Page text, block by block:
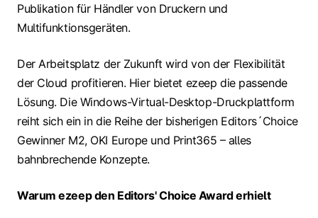
Publikation für Händler von Druckern und
Multifunktionsgeräten.
Der Arbeitsplatz der Zukunft wird von der Flexibilität
der Cloud profitieren. Hier bietet ezeep die passende
Lösung. Die Windows-Virtual-Desktop-Druckplattform
reiht sich ein in die Reihe der bisherigen Editors´Choice
Gewinner M2, OKI Europe und Print365 – alles
bahnbrechende Konzepte.
Warum ezeep den Editors' Choice Award erhielt